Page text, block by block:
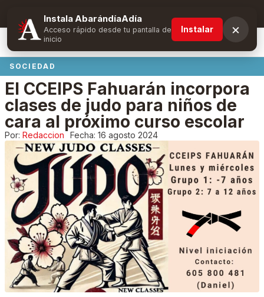
Suscríbete y obtén ventajas exclusivas
SOCIEDAD
El CCEIPS Fahuarán incorpora
clases de judo para niños de
cara al próximo curso escolar
Por: Redaccion Fecha: 16 agosto 2024
Instala AbarándíaAdía
Acceso rápido desde tu pantalla de
inicio
Instalar ×